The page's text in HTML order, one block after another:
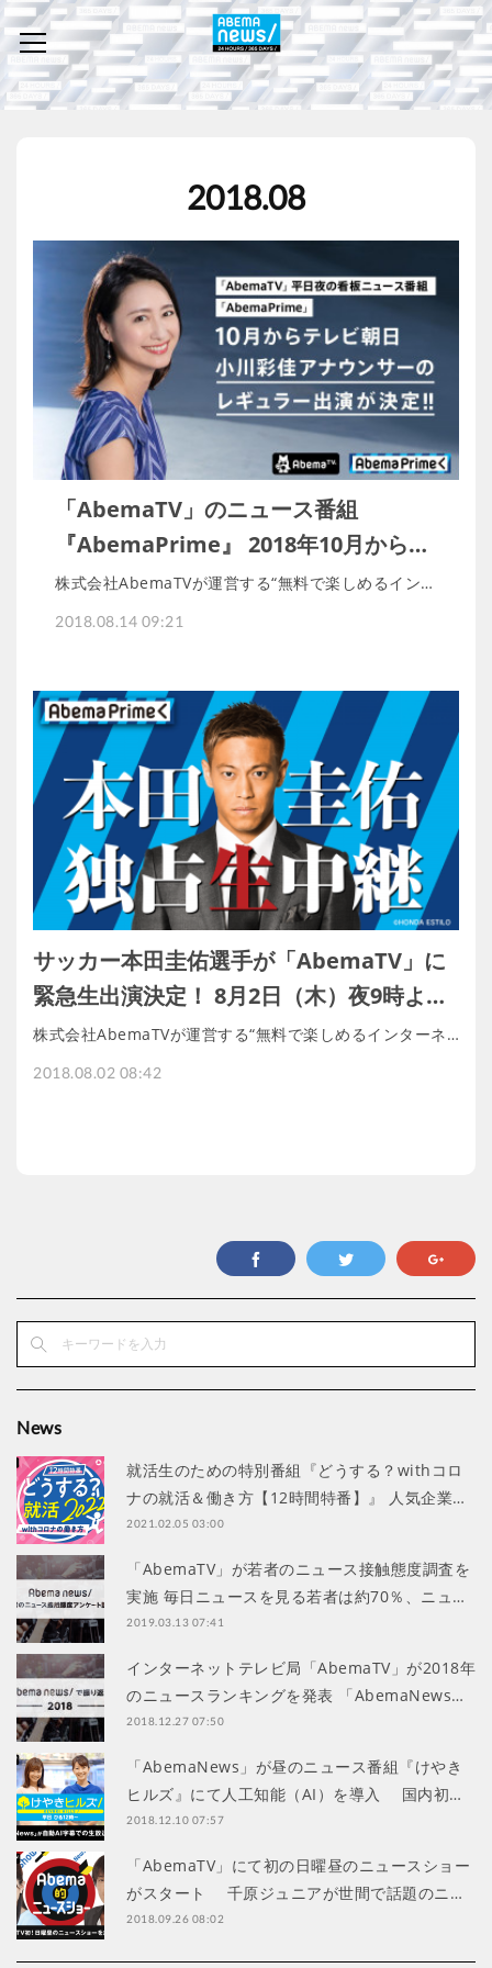
2018.08
「AbemaTV」のニュース番組
『AbemaPrime』 2018年10月から…
株式会社AbemaTVが運営する“無料で楽しめるイン…
2018.08.14 09:21
サッカー本田圭佑選手が「AbemaTV」に
緊急生出演決定！ 8月2日（木）夜9時よ…
株式会社AbemaTVが運営する“無料で楽しめるインターネ…
2018.08.02 08:42
News
就活生のための特別番組『どうする？withコロ
ナの就活＆働き方【12時間特番】』 人気企業…
2021.02.05 03:00
「AbemaTV」が若者のニュース接触態度調査を
実施 毎日ニュースを見る若者は約70％、ニュ…
2019.03.13 07:41
インターネットテレビ局「AbemaTV」が2018年
のニュースランキングを発表 「AbemaNews…
2018.12.27 07:50
「AbemaNews」が昼のニュース番組『けやき
ヒルズ』にて人工知能（AI）を導入 国内初…
2018.12.10 07:57
「AbemaTV」にて初の日曜昼のニュースショー
がスタート 千原ジュニアが世間で話題のニ…
2018.09.26 08:02